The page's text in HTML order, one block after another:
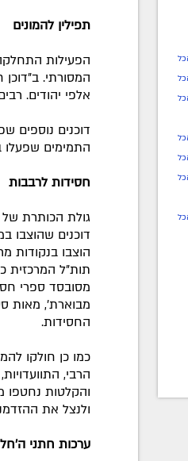
תפילין להמונים
הפעילות
המסורתי.
אלפי יהודים.
דוכנים נוספים
התמימים שפעלו
חסידות לרבבות
גולת הכותרת
דוכנים שהוצבו
הוצבו בנקודות
תות"ל המרכזית
מסובסד ספרי
מבוארת', מאות
החסידות.
כמו כן חולקו
הרבי,
והקלטות נחטפו
ולנצל את
ערכות חתני